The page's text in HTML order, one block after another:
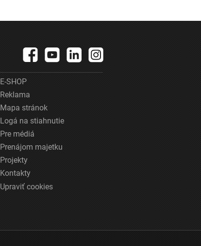
E-SHOP
Reklama
Mapa stránok
Logá na stiahnutie
Pre médiá
Prenájom majetku
Projekty
Kontakty
Upraviť cookies